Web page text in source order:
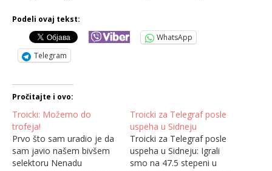
Podeli ovaj tekst:
WhatsApp
Telegram
Pročitajte i ovo:
Troicki: Možemo do
trofeja!
Prvo što sam uradio je da
sam javio našem bivšem
selektoru Nenadu
Troicki za Telegraf posle
uspeha u Sidneju
Troicki za Telegraf posle
uspeha u Sidneju: Igrali
smo na 47.5 stepeni u